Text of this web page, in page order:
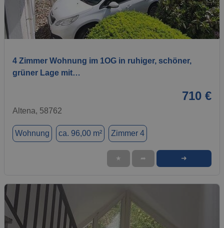
1 / 5
4 Zimmer Wohnung im 1OG in ruhiger, schöner,
grüner Lage mit…
710 €
Altena, 58762
Wohnung ca. 96,00 m² Zimmer 4
★ ➦ ➜